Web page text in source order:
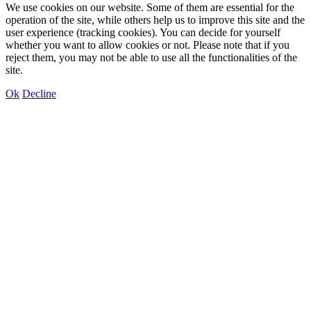
We use cookies on our website. Some of them are essential for the
operation of the site, while others help us to improve this site and the
user experience (tracking cookies). You can decide for yourself
whether you want to allow cookies or not. Please note that if you
reject them, you may not be able to use all the functionalities of the
site.
Ok Decline